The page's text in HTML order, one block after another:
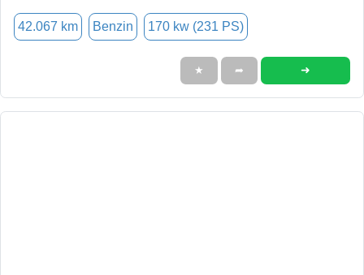
42.067 km Benzin 170 kw (231 PS)
★ ➦ ➜